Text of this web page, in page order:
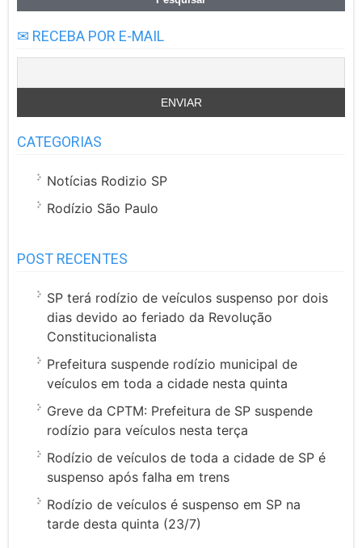
✉ RECEBA POR E-MAIL
CATEGORIAS
Notícias Rodizio SP
Rodízio São Paulo
POST RECENTES
SP terá rodízio de veículos suspenso por dois
dias devido ao feriado da Revolução
Constitucionalista
Prefeitura suspende rodízio municipal de
veículos em toda a cidade nesta quinta
Greve da CPTM: Prefeitura de SP suspende
rodízio para veículos nesta terça
Rodízio de veículos de toda a cidade de SP é
suspenso após falha em trens
Rodízio de veículos é suspenso em SP na
tarde desta quinta (23/7)